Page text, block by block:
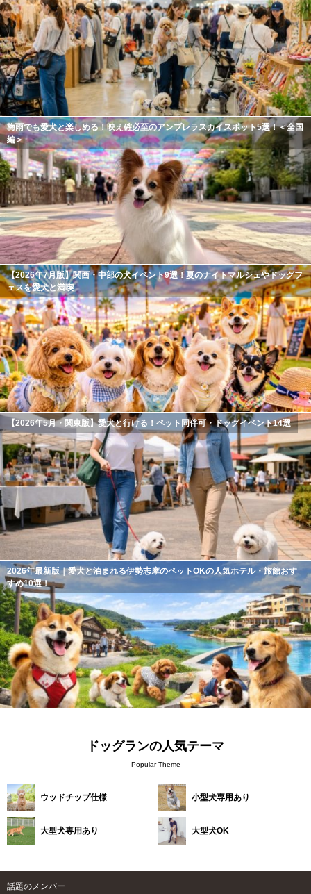
梅雨でも愛犬と楽しめる！映え確必至のアンブレラスカイスポット5選！＜全国
編＞
【2026年7月版】関西・中部の犬イベント9選！夏のナイトマルシェやドッグフ
ェスを愛犬と満喫
【2026年5月・関東版】愛犬と行ける！ペット同伴可・ドッグイベント14選
2026年最新版｜愛犬と泊まれる伊勢志摩のペットOKの人気ホテル・旅館おす
すめ10選！
ドッグランの人気テーマ
Popular Theme
ウッドチップ仕様 小型犬専用あり
大型犬専用あり 大型犬OK
話題のメンバー